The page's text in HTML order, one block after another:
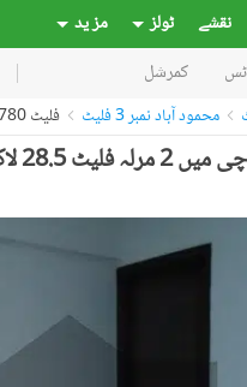
نقشے ٹولز مز ید
کمرشل
محمود آباد نمبر 3 فلیٹ فلیٹ 39404780